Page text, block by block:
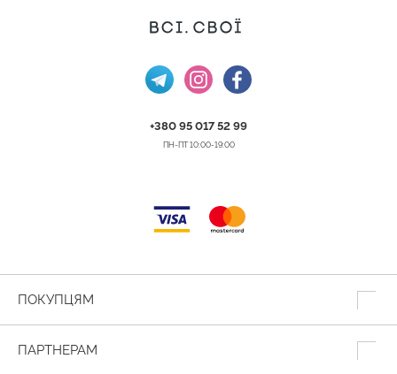
+380 95 017 52 99
ПН-ПТ 10:00-19:00
ПОКУПЦЯМ
ПАРТНЕРАМ